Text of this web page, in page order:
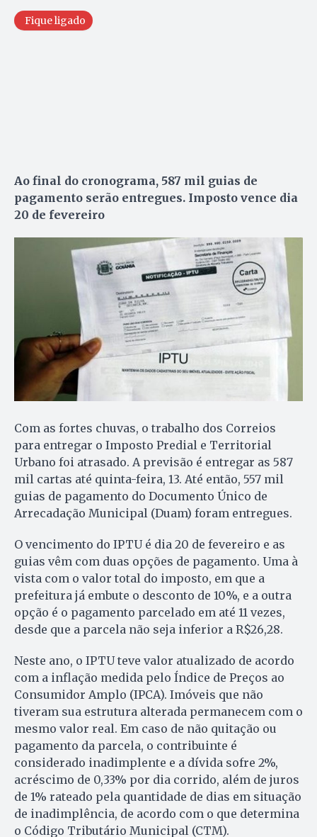
Fique ligado
Ao final do cronograma, 587 mil guias de
pagamento serão entregues. Imposto vence dia
20 de fevereiro
Com as fortes chuvas, o trabalho dos Correios
para entregar o Imposto Predial e Territorial
Urbano foi atrasado. A previsão é entregar as 587
mil cartas até quinta-feira, 13. Até então, 557 mil
guias de pagamento do Documento Único de
Arrecadação Municipal (Duam) foram entregues.
O vencimento do IPTU é dia 20 de fevereiro e as
guias vêm com duas opções de pagamento. Uma à
vista com o valor total do imposto, em que a
prefeitura já embute o desconto de 10%, e a outra
opção é o pagamento parcelado em até 11 vezes,
desde que a parcela não seja inferior a R$26,28.
Neste ano, o IPTU teve valor atualizado de acordo
com a inflação medida pelo Índice de Preços ao
Consumidor Amplo (IPCA). Imóveis que não
tiveram sua estrutura alterada permanecem com o
mesmo valor real. Em caso de não quitação ou
pagamento da parcela, o contribuinte é
considerado inadimplente e a dívida sofre 2%,
acréscimo de 0,33% por dia corrido, além de juros
de 1% rateado pela quantidade de dias em situação
de inadimplência, de acordo com o que determina
o Código Tributário Municipal (CTM).